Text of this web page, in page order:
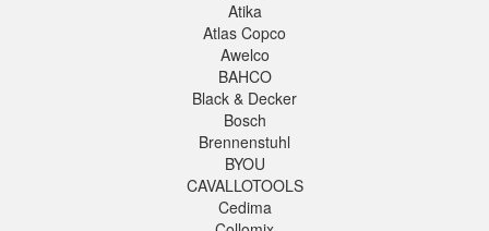
Atika
Atlas Copco
Awelco
BAHCO
Black & Decker
Bosch
Brennenstuhl
BYOU
CAVALLOTOOLS
Cedima